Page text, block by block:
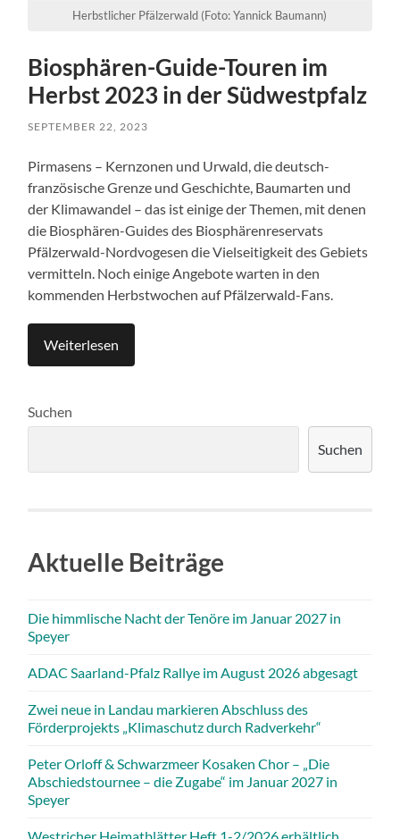
Herbstlicher Pfälzerwald (Foto: Yannick Baumann)
Biosphären-Guide-Touren im
Herbst 2023 in der Südwestpfalz
SEPTEMBER 22, 2023
Pirmasens – Kernzonen und Urwald, die deutsch-
französische Grenze und Geschichte, Baumarten und
der Klimawandel – das ist einige der Themen, mit denen
die Biosphären-Guides des Biosphärenreservats
Pfälzerwald-Nordvogesen die Vielseitigkeit des Gebiets
vermitteln. Noch einige Angebote warten in den
kommenden Herbstwochen auf Pfälzerwald-Fans.
Weiterlesen
Suchen
Suchen
Aktuelle Beiträge
Die himmlische Nacht der Tenöre im Januar 2027 in
Speyer
ADAC Saarland-Pfalz Rallye im August 2026 abgesagt
Zwei neue in Landau markieren Abschluss des
Förderprojekts „Klimaschutz durch Radverkehr“
Peter Orloff & Schwarzmeer Kosaken Chor – „Die
Abschiedstournee – die Zugabe“ im Januar 2027 in
Speyer